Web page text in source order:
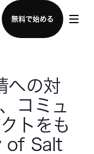
無料で始める
せる
への対
コミュ
トをも
of Salt